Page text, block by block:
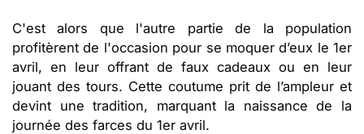
C'est alors que l'autre partie de la population
profitèrent de l'occasion pour se moquer d’eux le 1er
avril, en leur offrant de faux cadeaux ou en leur
jouant des tours. Cette coutume prit de l’ampleur et
devint une tradition, marquant la naissance de la
journée des farces du 1er avril.